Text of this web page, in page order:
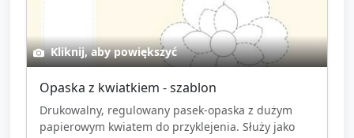
Kliknij, aby powiększyć
Opaska z kwiatkiem - szablon
Drukowalny, regulowany pasek-opaska z dużym
papierowym kwiatem do przyklejenia. Służy jako